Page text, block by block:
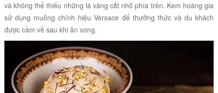
và không thể thiếu những lá vàng cắt nhỏ phía trên. Kem hoàng gia
sử dụng muỗng chính hiệu Versace để thưởng thức và du khách
được cầm về sau khi ăn xong.